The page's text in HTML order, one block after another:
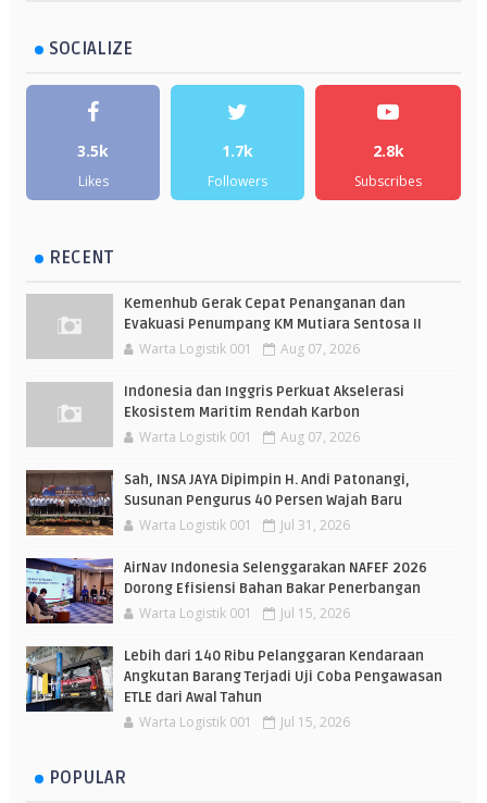
SOCIALIZE
3.5k
Likes
1.7k
Followers
2.8k
Subscribes
RECENT
Kemenhub Gerak Cepat Penanganan dan
Evakuasi Penumpang KM Mutiara Sentosa II
Warta Logistik 001 Aug 07, 2026
Indonesia dan Inggris Perkuat Akselerasi
Ekosistem Maritim Rendah Karbon
Warta Logistik 001 Aug 07, 2026
Sah, INSA JAYA Dipimpin H. Andi Patonangi,
Susunan Pengurus 40 Persen Wajah Baru
Warta Logistik 001 Jul 31, 2026
AirNav Indonesia Selenggarakan NAFEF 2026
Dorong Efisiensi Bahan Bakar Penerbangan
Warta Logistik 001 Jul 15, 2026
Lebih dari 140 Ribu Pelanggaran Kendaraan
Angkutan Barang Terjadi Uji Coba Pengawasan
ETLE dari Awal Tahun
Warta Logistik 001 Jul 15, 2026
POPULAR